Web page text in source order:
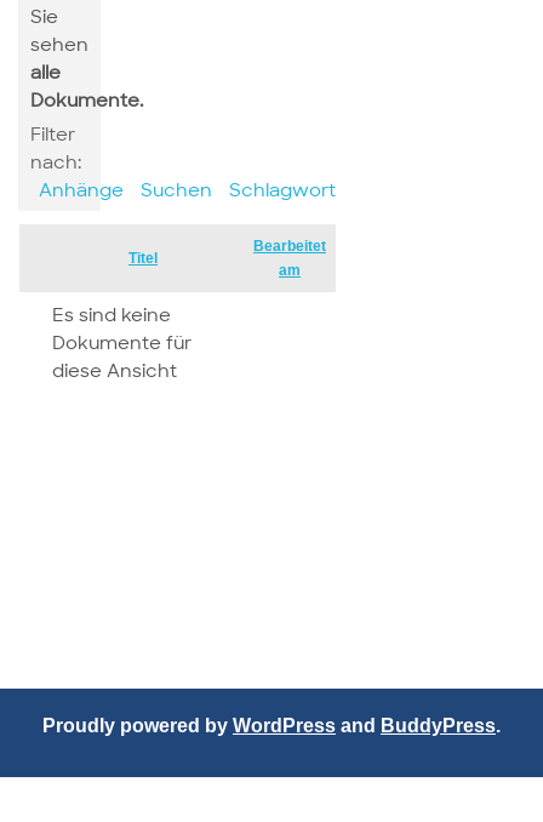
Sie
sehen
alle
Dokumente.
Filter
nach:
Anhänge
Suchen Schlagwort
Titel
Bearbeitet
am
Es sind keine
Dokumente für
diese Ansicht
Proudly powered by WordPress and BuddyPress.